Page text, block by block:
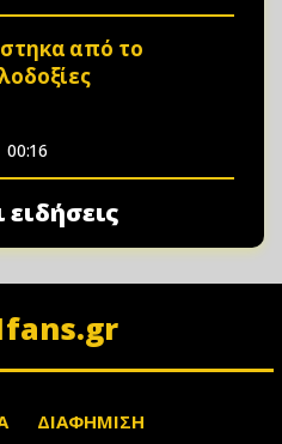
από το
00:16
ΔΙΑΦΗΜΙΣΗ